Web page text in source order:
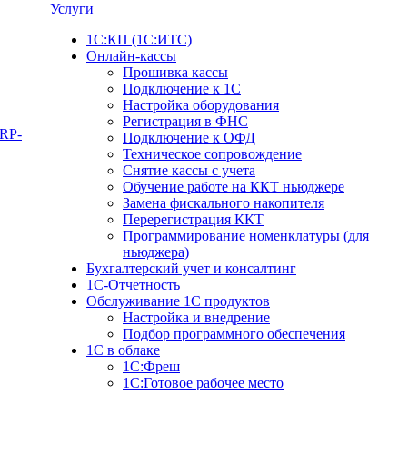
Услуги
1С:КП (1С:ИТС)
Онлайн-кассы
Прошивка кассы
Подключение к 1С
Настройка оборудования
Регистрация в ФНС
Подключение к ОФД
Техническое сопровождение
Снятие кассы с учета
Обучение работе на ККТ ньюджере
Замена фискального накопителя
Перерегистрация ККТ
Программирование номенклатуры (для
ньюджера)
Бухгалтерский учет и консалтинг
1С-Отчетность
Обслуживание 1С продуктов
Настройка и внедрение
Подбор программного обеспечения
1С в облаке
1C:Фреш
1C:Готовое рабочее место